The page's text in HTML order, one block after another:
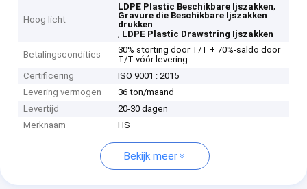
Hoog licht
LDPE Plastic Beschikbare Ijszakken,
Gravure die Beschikbare Ijszakken
drukken
, LDPE Plastic Drawstring Ijszakken
Betalingscondities
30% storting door T/T + 70%-saldo door
T/T vóór levering
Certificering
ISO 9001 : 2015
Levering vermogen
36 ton/maand
Levertijd
20-30 dagen
Merknaam
HS
Bekijk meer